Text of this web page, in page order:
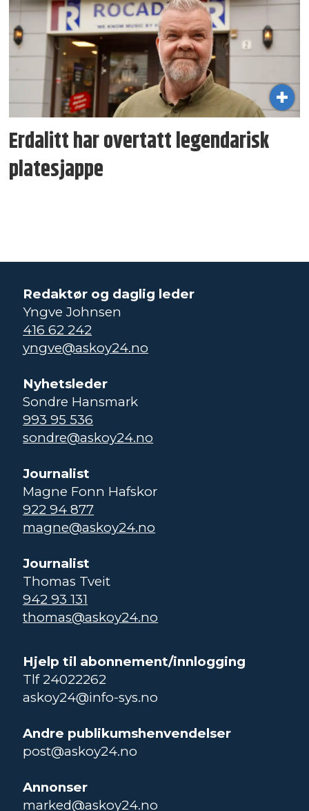
Erdalitt har overtatt legen­darisk
plate­sjappe
Redaktør og daglig leder
Yngve Johnsen
416 62 242
yngve@askoy24.no
Nyhetsleder
Sondre Hansmark
993 95 536
sondre@askoy24.no
Journalist
Magne Fonn Hafskor
922 94 877
magne@askoy24.no
Journalist
Thomas Tveit
942 93 131
thomas@askoy24.no
Hjelp til abonnement/innlogging
Tlf 24022262
askoy24@info-sys.no
Andre publikumshenvendelser
post@askoy24.no
Annonser
marked@askoy24.no